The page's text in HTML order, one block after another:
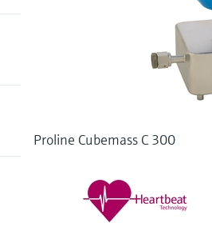
Proline Cubemass C 300